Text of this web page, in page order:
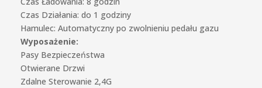
Czas Działania: do 1 godziny
Hamulec: Automatyczny po zwolnieniu pedału gazu
Wyposażenie:
Pasy Bezpieczeństwa
Otwierane Drzwi
Zdalne Sterowanie 2,4G